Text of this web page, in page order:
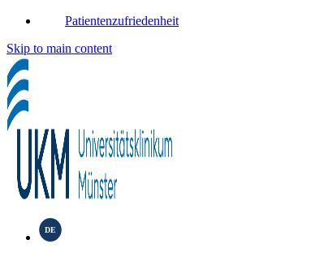
Patientenzufriedenheit
Skip to main content
DE